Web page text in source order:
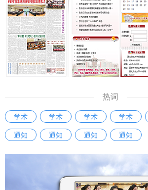
热词
学术 学术 学术 学术
通知
通知 通知 通知